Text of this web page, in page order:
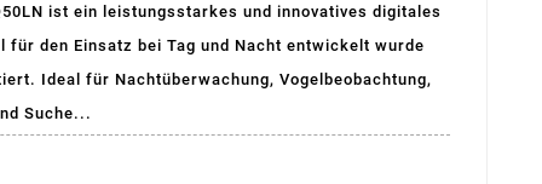
ist ein leistungsstarkes und innovatives digitales
den Einsatz bei Tag und Nacht entwickelt wurde
Ideal für Nachtüberwachung, Vogelbeobachtung,
Suche...